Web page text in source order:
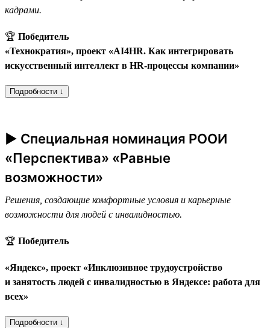
кадрами.
🏆 Победитель
«Технократия», проект «AI4HR. Как интегрировать
искусственный интеллект в HR-процессы компании»
Подробности ↓
► Специальная номинация РООИ
«Перспектива» «Равные
возможности»
Решения, создающие комфортные условия и карьерные
возможности для людей с инвалидностью.
🏆 Победитель
«Яндекс», проект «Инклюзивное трудоустройство
и занятость людей с инвалидностью в Яндексе: работа для
всех»
Подробности ↓